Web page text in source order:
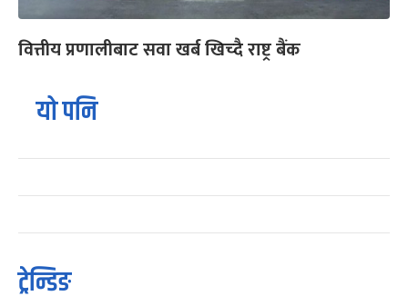
वित्तीय प्रणालीबाट सवा खर्ब खिच्दै राष्ट्र बैंक
यो पनि
ट्रेन्डिङ